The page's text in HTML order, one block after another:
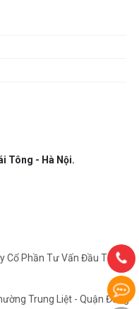
Tông - Hà Nội.
Cổ Phần Tư Vấn Đầu Tư Và
Trung Liệt - Quận Đống